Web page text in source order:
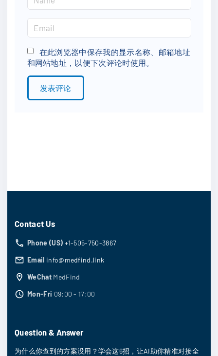
a
e
*
m
a
i
l
在此浏览器中保存我的显示名称、邮箱地址
和网站地址，以便下次评论时使用。
Contact Us
Phone (US) +1-505-750-3867
Email info@medfind.link
WeChat MedFind
Mon-Fri 09:00 - 17:00
Question & Answer
为什么你查到的方案没用？学会这6招，让AI助你精准对接全